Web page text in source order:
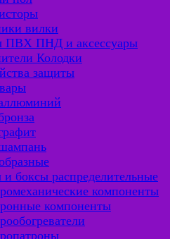
вилки
ПВХ ПНД и аксессуары
Колодки
защиты
боксы распределительные
компоненты
компоненты